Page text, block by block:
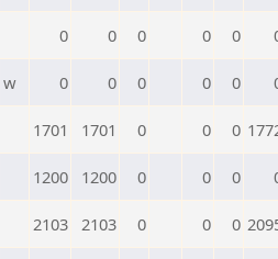
0 0 0 0 0
w 0 0 0 0 0
1701 1701 0 0 0
1200 1200 0 0 0
2103 2103 0 0 0